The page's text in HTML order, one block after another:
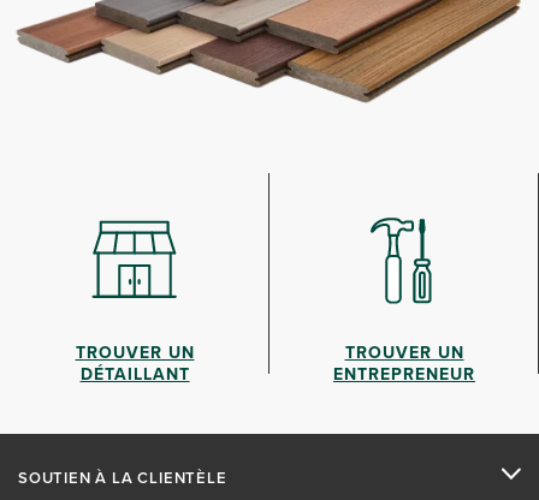
TROUVER UN
DÉTAILLANT
TROUVER UN
ENTREPRENEUR
SOUTIEN À LA CLIENTÈLE